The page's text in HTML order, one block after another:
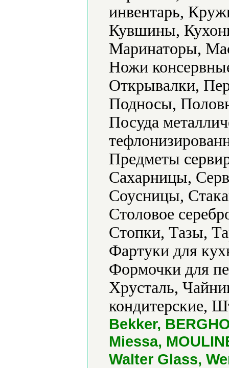
инвентарь,
Кувшины,
Маринаторы,
Ножи
Открывалки,
Подносы,
Посуда
Предметы
Сахарницы,
Соусницы,
Столовое
Стопки, Тазы,
Фартуки для
Формочки для
Хрусталь,
кондитерские,
Bekker,
Miessa,
Walter Glass,